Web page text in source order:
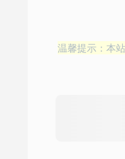
温馨提示：本